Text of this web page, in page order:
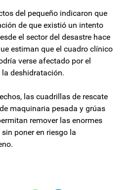
del pequeño indicaron que
de que existió un intento
el sector del desastre hace
estiman que el cuadro clínico
verse afectado por el
deshidratación.
las cuadrillas de rescate
maquinaria pesada y grúas
remover las enormes
poner en riesgo la